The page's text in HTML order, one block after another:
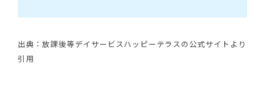
出典：放課後等デイサービスハッピーテラスの公式サイトより
引用